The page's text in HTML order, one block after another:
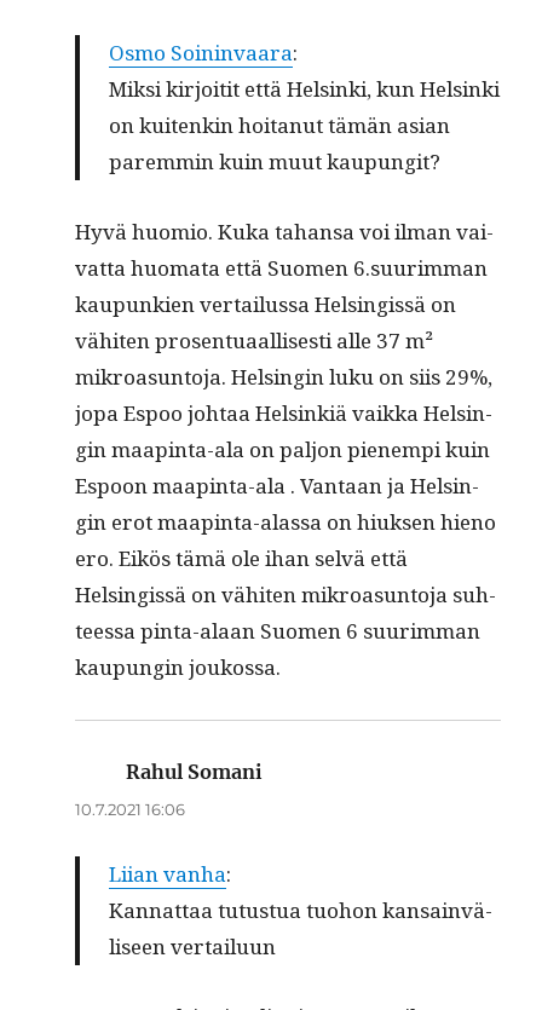
Osmo Soi­nin­vaa­ra:
Mik­si kir­joi­tit että Hel­sin­ki, kun Hel­sin­ki
on kui­ten­kin hoi­ta­nut tämän asian
parem­min kuin muut kaupungit?
Hyvä huomio. Kuka tahansa voi ilman vai­
vat­ta huo­ma­ta että Suomen 6.suurimman
kaupunkien ver­tailus­sa Helsingis­sä on
vähiten pros­en­tu­aal­lis­es­ti alle 37 m²
mikroa­sun­to­ja. Helsin­gin luku on siis 29%,
jopa Espoo johtaa Helsinkiä vaik­ka Helsin­
gin maap­in­ta-ala on paljon pienem­pi kuin
Espoon maap­in­ta-ala . Van­taan ja Helsin­
gin erot maap­in­ta-alas­sa on hiuk­sen hieno
ero. Eikös tämä ole ihan selvä että
Helsingis­sä on vähiten mikroa­sun­to­ja suh­
teessa pin­ta-alaan Suomen 6 suurim­man
kaupun­gin joukossa.
Rahul Somani
10.7.2021 16:06
Lii­an van­ha:
Kan­nat­taa tutus­tua tuo­hon kan­sain­vä­
li­seen vertailuun